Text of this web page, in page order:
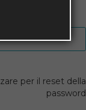
per il reset della
password